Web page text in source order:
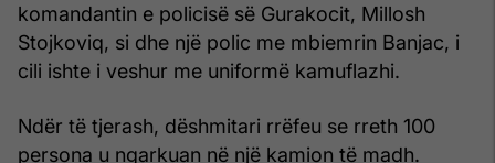
komandantin e policisë së Gurakocit, Millosh
Stojkoviq, si dhe një polic me mbiemrin Banjac, i
cili ishte i veshur me uniformë kamuflazhi.
Ndër të tjerash, dëshmitari rrëfeu se rreth 100
persona u ngarkuan në një kamion të madh.